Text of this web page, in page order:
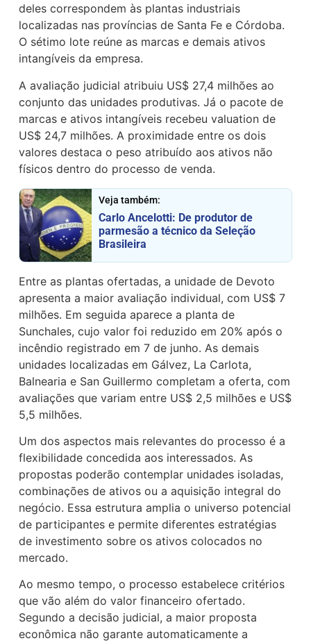
deles correspondem às plantas industriais
localizadas nas províncias de Santa Fe e Córdoba.
O sétimo lote reúne as marcas e demais ativos
intangíveis da empresa.
A avaliação judicial atribuiu US$ 27,4 milhões ao
conjunto das unidades produtivas. Já o pacote de
marcas e ativos intangíveis recebeu valuation de
US$ 24,7 milhões. A proximidade entre os dois
valores destaca o peso atribuído aos ativos não
físicos dentro do processo de venda.
Veja também:
Carlo Ancelotti: De produtor de
parmesão a técnico da Seleção
Brasileira
Entre as plantas ofertadas, a unidade de Devoto
apresenta a maior avaliação individual, com US$ 7
milhões. Em seguida aparece a planta de
Sunchales, cujo valor foi reduzido em 20% após o
incêndio registrado em 7 de junho. As demais
unidades localizadas em Gálvez, La Carlota,
Balnearia e San Guillermo completam a oferta, com
avaliações que variam entre US$ 2,5 milhões e US$
5,5 milhões.
Um dos aspectos mais relevantes do processo é a
flexibilidade concedida aos interessados. As
propostas poderão contemplar unidades isoladas,
combinações de ativos ou a aquisição integral do
negócio. Essa estrutura amplia o universo potencial
de participantes e permite diferentes estratégias
de investimento sobre os ativos colocados no
mercado.
Ao mesmo tempo, o processo estabelece critérios
que vão além do valor financeiro ofertado.
Segundo a decisão judicial, a maior proposta
econômica não garante automaticamente a